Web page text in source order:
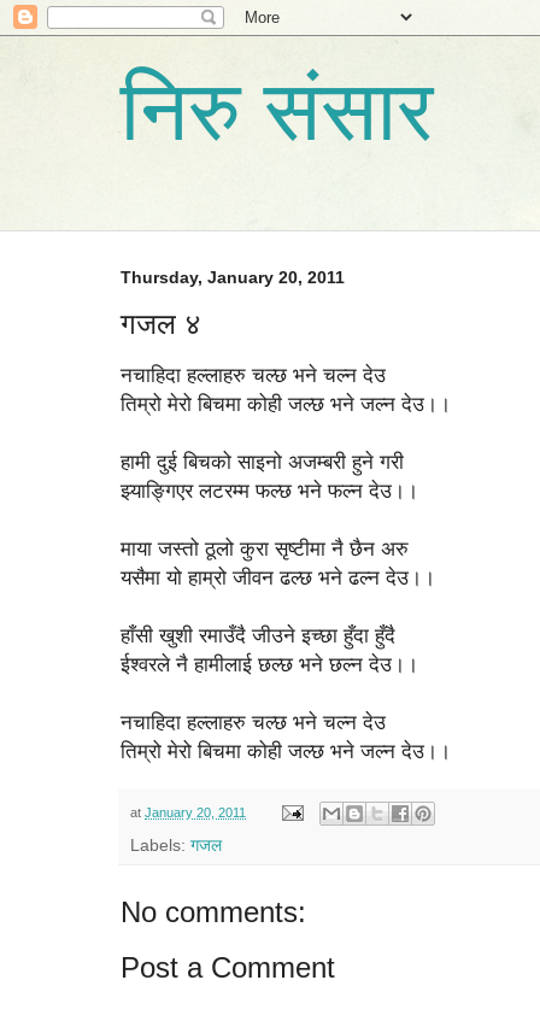
निरु संसार
Thursday, January 20, 2011
गजल ४
नचाहिदा हल्लाहरु चल्छ भने चल्न देउ
तिम्रो मेरो बिचमा कोही जल्छ भने जल्न देउ।।
हामी दुई बिचको साइनो अजम्बरी हुने गरी
झ्याङ्गिएर लटरम्म फल्छ भने फल्न देउ।।
माया जस्तो ठूलो कुरा सृष्टीमा नै छैन अरु
यसैमा यो हाम्रो जीवन ढल्छ भने ढल्न देउ।।
हाँसी खुशी रमाउँदै जीउने इच्छा हुँदा हुँदै
ईश्वरले नै हामीलाई छल्छ भने छल्न देउ।।
नचाहिदा हल्लाहरु चल्छ भने चल्न देउ
तिम्रो मेरो बिचमा कोही जल्छ भने जल्न देउ।।
at January 20, 2011
Labels: गजल
No comments:
Post a Comment